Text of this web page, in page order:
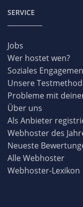
SERVICE
Jobs
Wer hostet wen?
Soziales
Unsere
Probleme mit
Über uns
Als Anbieter
Webhoster des
Neueste
Alle Webhoster
Webhoster-Lexikon